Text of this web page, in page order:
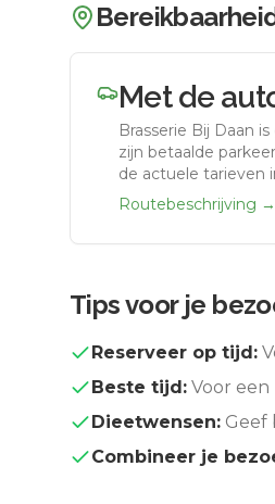
Met de
Brasserie Bij Daan
zijn betaalde
de actuele tarieven
Routebeschrijving →
Tips voor je
Reserveer op tijd:
Beste tijd: Voor een
Dieetwensen: Geef
Combineer je